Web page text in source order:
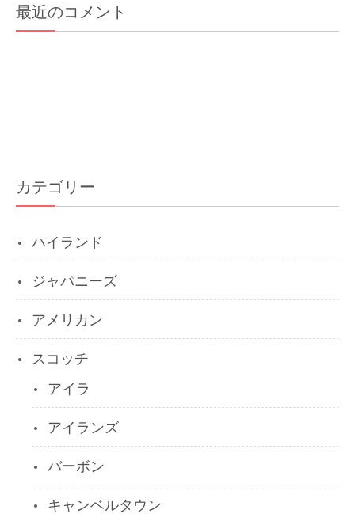
最近のコメント
カテゴリー
ハイランド
ジャパニーズ
アメリカン
スコッチ
アイラ
アイランズ
バーボン
キャンベルタウン